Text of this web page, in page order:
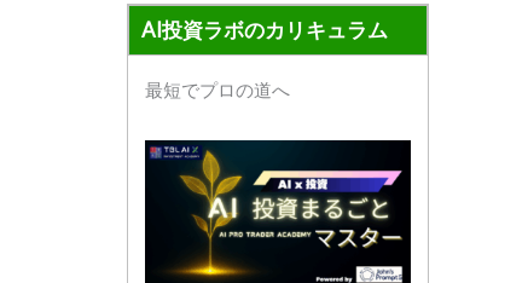
AI投資ラボのカリキュラム
最短でプロの道へ